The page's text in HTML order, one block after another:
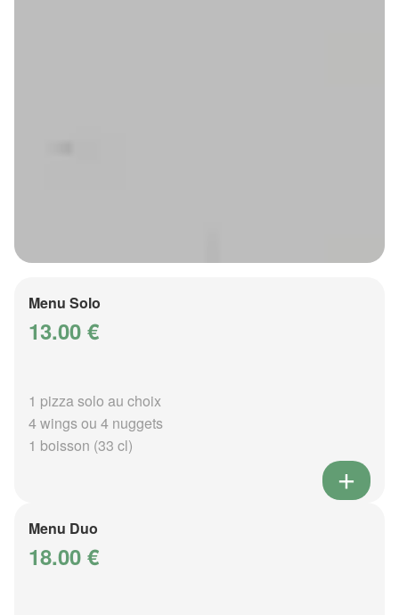
Menu Solo
13.00 €
1 pizza solo au choix
4 wings ou 4 nuggets
1 boisson (33 cl)
Menu Duo
18.00 €